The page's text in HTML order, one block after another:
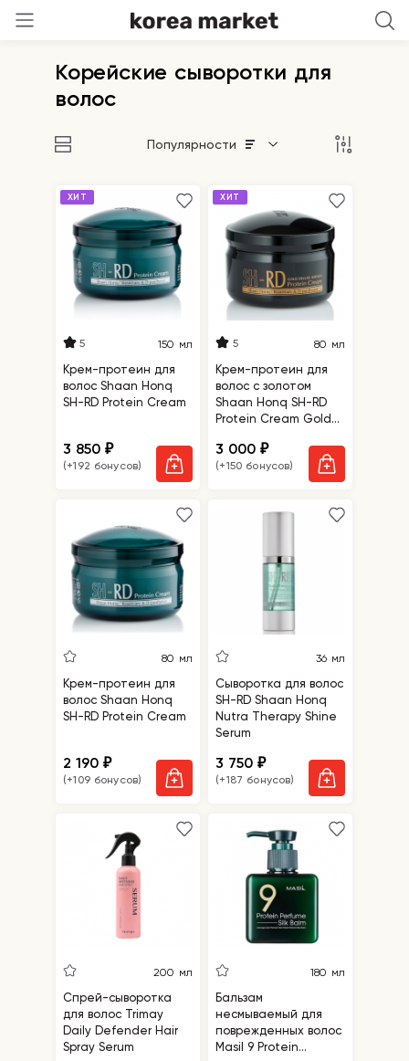
Корейские сыворотки для
волос
Популярности
ХИТ
5 150 мл
Крем-протеин для
волос Shaan Honq
SH-RD Protein Cream
3 850₽
(+192 бонусов)
ХИТ
5 80 мл
Крем-протеин для
волос с золотом
Shaan Honq SH-RD
Protein Cream Gold
3 000₽
(+150 бонусов)
80 мл
Крем-протеин для
волос Shaan Honq
SH-RD Protein Cream
2 190₽
(+109 бонусов)
36 мл
Сыворотка для волос
SH-RD Shaan Honq
Nutra Therapy Shine
Serum
3 750₽
(+187 бонусов)
200 мл
Спрей-сыворотка
для волос Trimay
Daily Defender Hair
Spray Serum
180 мл
Бальзам
несмываемый для
поврежденных волос
Masil 9 Protein